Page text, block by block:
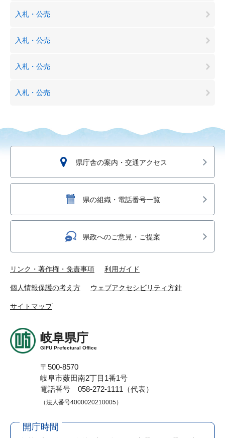
入札・公売
入札・公売
入札・公売
入札・公売
県庁舎の案内・交通アクセス
県の組織・電話番号一覧
県政へのご意見・ご提案
リンク・著作権・免責事項 利用ガイド
個人情報保護の考え方 ウェブアクセシビリティ方針
サイトマップ
岐阜県庁
GIFU Prefectural Office
〒500-8570
岐阜市薮田南2丁目1番1号
電話番号 058-272-1111（代表）
（法人番号4000020210005）
開庁時間